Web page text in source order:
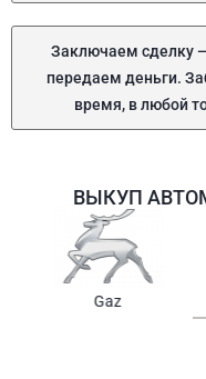
Заключаем сделку
передаем деньги.
время, в любой
ВЫКУП
Samsung